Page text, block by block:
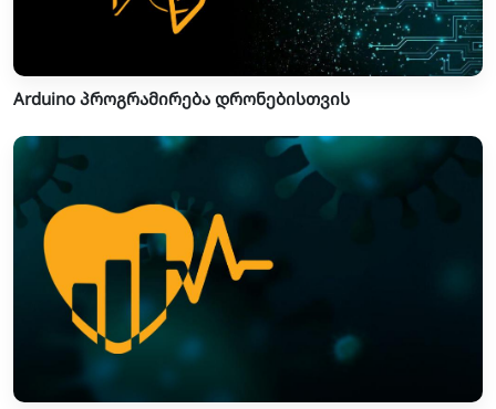
Arduino პროგრამირება დრონებისთვის